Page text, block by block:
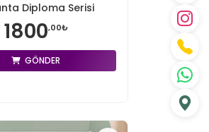
Diploma Serisi
1800,00₺
GÖNDER